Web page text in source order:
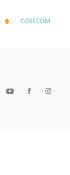
COSECOM